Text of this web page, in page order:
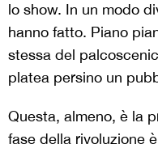
lo show. In un modo
hanno fatto. Piano
stessa del
platea persino un
Questa, almeno, è la
fase della rivoluzione